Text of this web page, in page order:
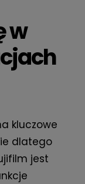
w
kluczowe
dlatego
jest